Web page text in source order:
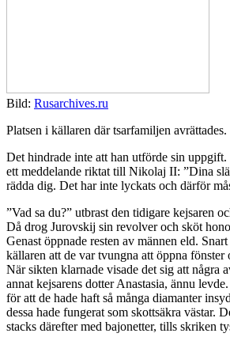
Bild: Rusarchives.ru
Platsen i källaren där tsarfamiljen avrättades.
Det hindrade inte att han utförde sin
ett meddelande riktat till Nikolaj II: ”Dina
rädda dig. Det har inte lyckats och därför
”Vad sa du?” utbrast den tidigare kejsaren
Då drog Jurovskij sin revolver och sköt
Genast öppnade resten av männen eld.
källaren att de var tvungna att öppna fönster
När sikten klarnade visade det sig att några
annat kejsarens dotter Anastasia, ännu
för att de hade haft så många diamanter
dessa hade fungerat som skottsäkra västar.
stacks därefter med bajonetter, tills skriken